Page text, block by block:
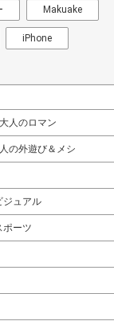
Makuake
iPhone
人のロマン
の外遊び＆メシ
ジュアル
ポーツ